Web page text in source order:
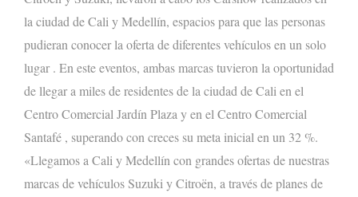
la ciudad de Cali y Medellín, espacios para que las personas
pudieran conocer la oferta de diferentes vehículos en un solo
lugar . En este eventos, ambas marcas tuvieron la oportunidad
de llegar a miles de residentes de la ciudad de Cali en el
Centro Comercial Jardín Plaza y en el Centro Comercial
Santafé , superando con creces su meta inicial en un 32 %.
«Llegamos a Cali y Medellín con grandes ofertas de nuestras
marcas de vehículos Suzuki y Citroën, a través de planes de